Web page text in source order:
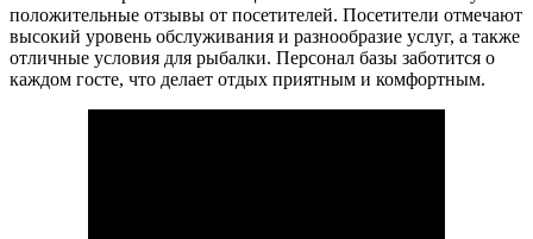
положительные отзывы от посетителей. Посетители отмечают
высокий уровень обслуживания и разнообразие услуг, а также
отличные условия для рыбалки. Персонал базы заботится о
каждом госте, что делает отдых приятным и комфортным.